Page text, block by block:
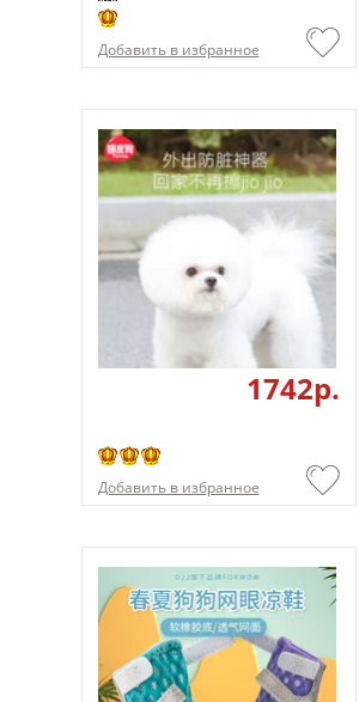
Добавить в избранное
1742p.
Добавить в избранное